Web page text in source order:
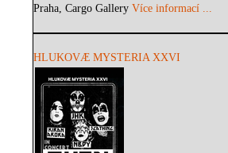
Praha, Cargo GalleryVíce informací ...
HLUKOVÆ MYSTERIA XXVI